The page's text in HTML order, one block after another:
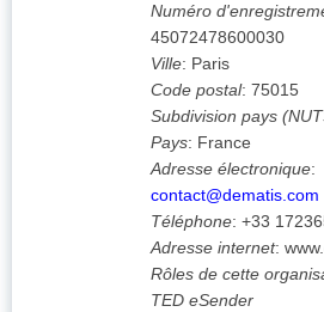
Numéro
45072478600030
Ville: Paris
Code postal: 75015
Subdivision pays
Pays: France
Adresse électronique:
contact@dematis.com
Téléphone: +33
Adresse internet:
Rôles de cette
TED eSender